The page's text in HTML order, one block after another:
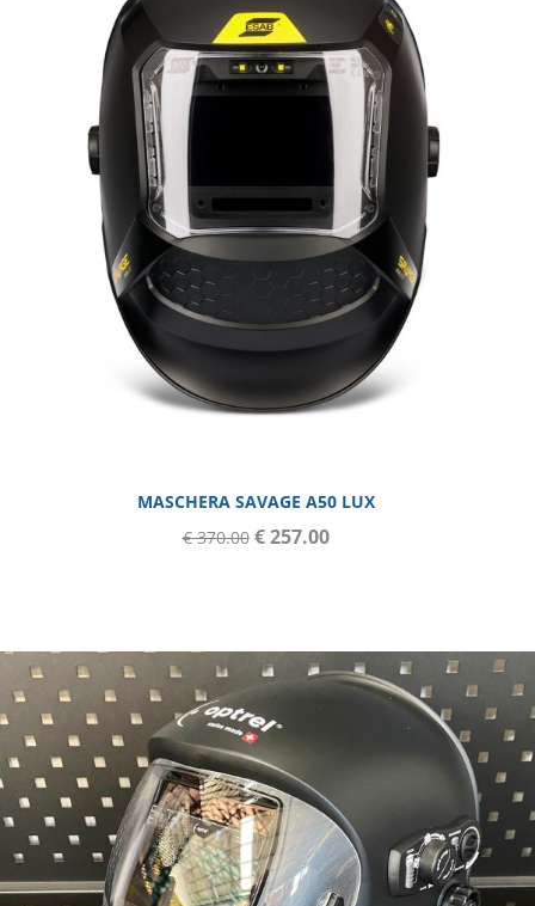
MASCHERA SAVAGE A50 LUX
€ 370.00 € 257.00